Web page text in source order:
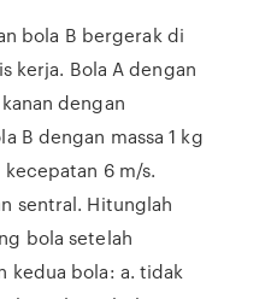
bola B bergerak di
kerja. Bola A dengan
dengan
B dengan massa 1 kg
6 m/s.
sentral. Hitunglah
bola setelah
kedua bola: a. tidak